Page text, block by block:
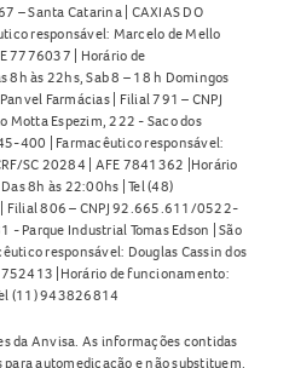
– Santa Catarina | CAXIAS DO
responsável: Marcelo de Mello
7776037 | Horário de
8h às 22hs, Sab 8 – 18 h Domingos
Farmácias | Filial 791 – CNPJ
Espezim, 222 - Saco dos
400 | Farmacêutico responsável:
SC 20284 | AFE 7841362 |Horário
8h às 22:00hs | Tel (48)
Filial 806 – CNPJ 92.665.611/0522-
- Parque Industrial Tomas Edson | São
responsável: Douglas Cassin dos
|Horário de funcionamento:
(11) 943826814
da Anvisa. As informações contidas
para automedicação e não substituem,